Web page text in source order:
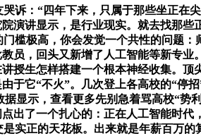
：“四年下来，只属于那些坐正在尖
演讲显示，是行业现实。就去找那
槛极高，你会发觉一个共性的问题
员，回头又新增了人工智能等新专
授生怎样搭建一个根本神经收集。
于它“不火”。几次登上各高校的“停
显示，查看更多先别急着骂高校“
出了一个扎心的：正在人工智能时
实正的天花板。出来就是年薪百万